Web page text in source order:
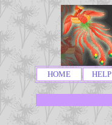
HOME HELP